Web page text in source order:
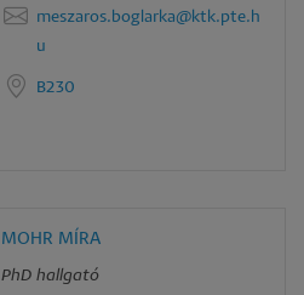
meszaros.boglarka@ktk.pte.h
u
B230
MOHR MÍRA
PhD hallgató